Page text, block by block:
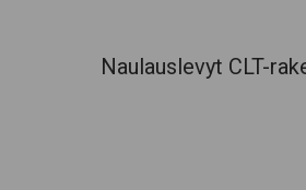
Naulauslevyt CLT-